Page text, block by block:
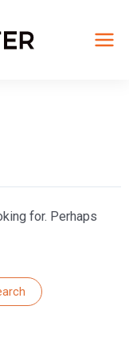
for. Perhaps